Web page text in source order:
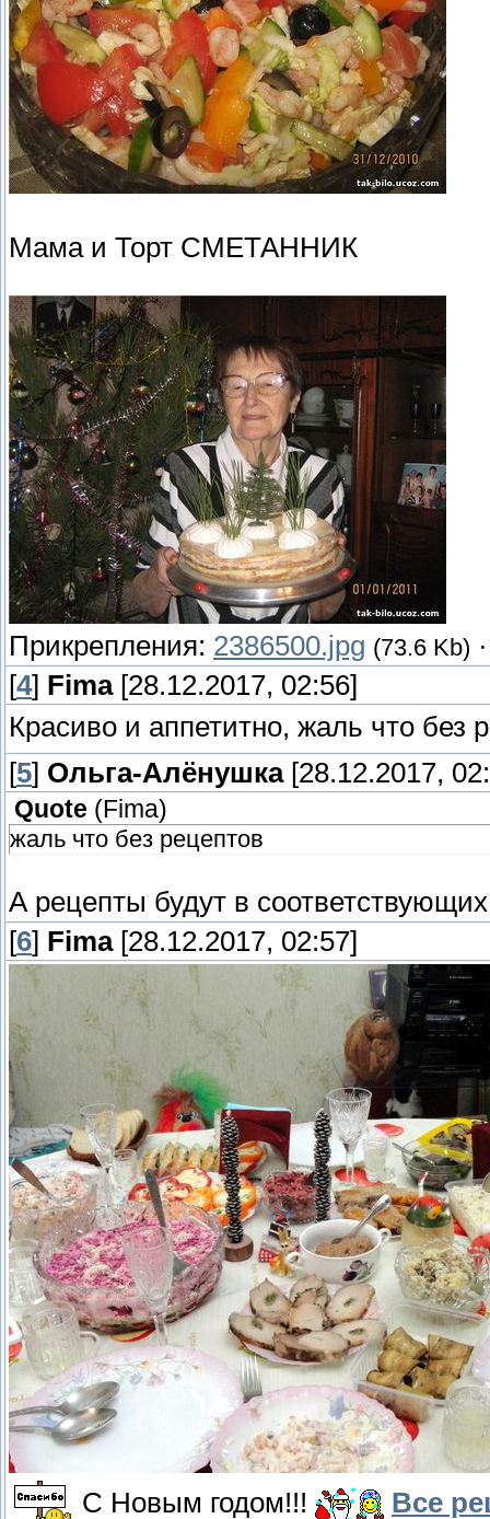
Мама и Торт СМЕТАННИК
Прикрепления: 2386500.jpg (73.6 Kb)
[4] Fima[28.12.2017, 02:56]
Красиво и аппетитно, жаль что без
[5] Ольга-Алёнушка[28.12.2017,
Quote ( Fima)
жаль что без рецептов
А рецепты будут в
[6] Fima[28.12.2017, 02:57]
С Новым годом!!!
Все